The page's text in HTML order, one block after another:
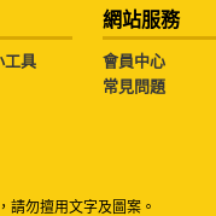
工具
網站服務
會員中心
常見問題
請勿擅用文字及圖案。